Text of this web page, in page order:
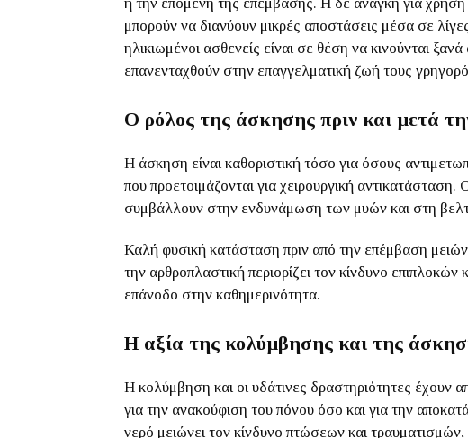
μπορούν να διανύουν μικρές αποστάσεις μέσα σε
ηλικιωμένοι ασθενείς είναι σε θέση να κινούνται
επανενταχθούν στην επαγγελματική ζωή τους
Ο ρόλος της άσκησης πριν και μετά
Η άσκηση είναι καθοριστική τόσο για όσους
που προετοιμάζονται για χειρουργική
συμβάλλουν στην ενδυνάμωση των μυών και στη
Καλή φυσική κατάσταση πριν από την επέμβαση
την αρθροπλαστική περιορίζει τον κίνδυνο
επάνοδο στην καθημερινότητα.
Η αξία της κολύμβησης και της
Η κολύμβηση και οι υδάτινες δραστηριότητες έχουν
για την ανακούφιση του πόνου όσο και για την
νερό μειώνει τον κίνδυνο πτώσεων και